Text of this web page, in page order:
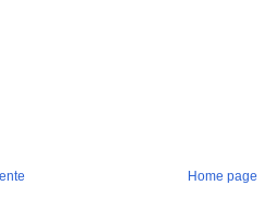
Home page